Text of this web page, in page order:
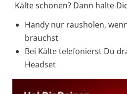
Kälte schonen? Dann halte
Handy nur rausholen,
brauchst
Bei Kälte telefonierst Du
Headset